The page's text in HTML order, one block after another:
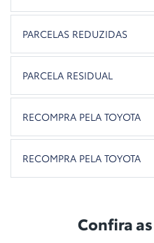
PARCELAS REDUZIDAS
PARCELA RESIDUAL
RECOMPRA PELA TOYOTA
RECOMPRA PELA TOYOTA
Confira